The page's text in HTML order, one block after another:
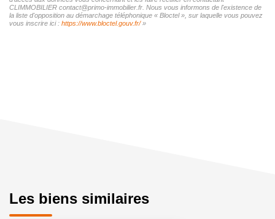
CLIMMOBILIER contact@primo-immobilier.fr. Nous vous informons de l'existence de
la liste d'opposition au démarchage téléphonique « Bloctel », sur laquelle vous pouvez
vous inscrire ici : https://www.bloctel.gouv.fr/»
Les biens similaires